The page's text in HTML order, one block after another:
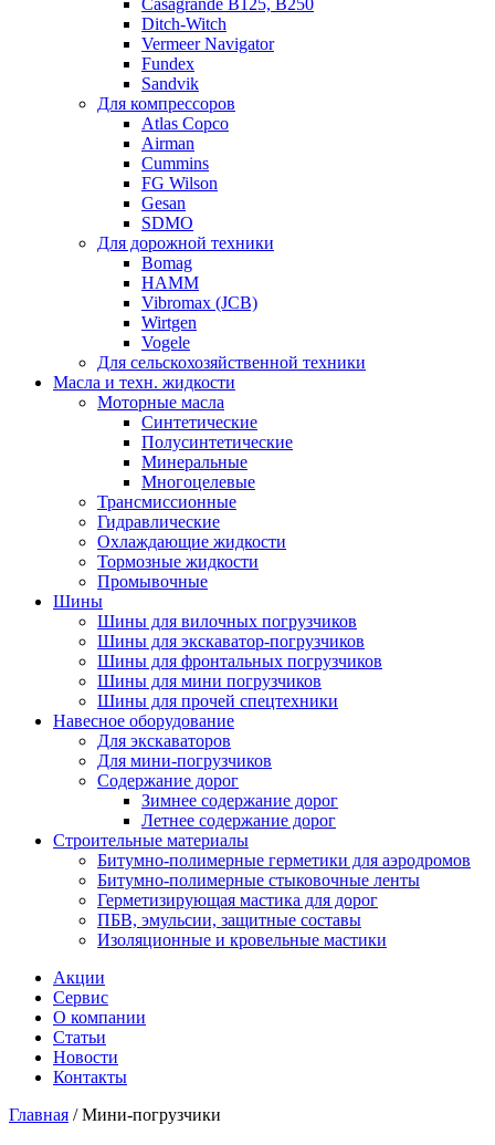
Ditch-Witch
Vermeer Navigator
Fundex
Sandvik
Для компрессоров
Atlas Copco
Airman
Cummins
FG Wilson
Gesan
SDMO
Для дорожной техники
Bomag
HAMM
Vibromax (JCB)
Wirtgen
Vogele
Для сельскохозяйственной техники
Масла и техн. жидкости
Моторные масла
Синтетические
Полусинтетические
Минеральные
Многоцелевые
Трансмиссионные
Гидравлические
Охлаждающие жидкости
Тормозные жидкости
Промывочные
Шины
Шины для вилочных погрузчиков
Шины для экскаватор-погрузчиков
Шины для фронтальных погрузчиков
Шины для мини погрузчиков
Шины для прочей спецтехники
Навесное оборудование
Для экскаваторов
Для мини-погрузчиков
Содержание дорог
Зимнее содержание дорог
Летнее содержание дорог
Строительные материалы
Битумно-полимерные герметики для аэродромов
Битумно-полимерные стыковочные ленты
Герметизирующая мастика для дорог
ПБВ, эмульсии, защитные составы
Изоляционные и кровельные мастики
Акции
Сервис
О компании
Статьи
Новости
Контакты
Главная /Мини-погрузчики